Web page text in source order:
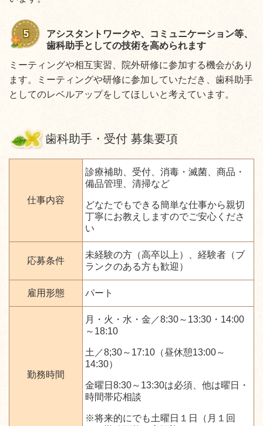
5
アシスタントワークや、コミュニケーション等、
歯科助手としての技術を高められます
ミーティングや相互実習、院外研修に参加する機会があり
ます。ミーティングや研修に参加していただき、歯科助手
としてのレベルアップをしてほしいと考えています。
歯科助手・受付 募集要項
仕事内容
診療補助、受付、消毒・滅菌、商品・
備品管理、清掃など
どなたでもできる簡単な仕事から親切
丁寧にお教えしますのでご安心くださ
い
応募条件
未経験の方（高卒以上）、経験者（ブ
ランクのある方も歓迎）
雇用形態 パート
勤務時間
月・火・水・金／8:30～13:30・14:00
～18:10
土／8;30～17:10（昼休憩13:00～
14:30）
金曜日8:30～13:30は必須、他は曜日・
時間帯応相談
※将来的にでも土曜日１日（月１回